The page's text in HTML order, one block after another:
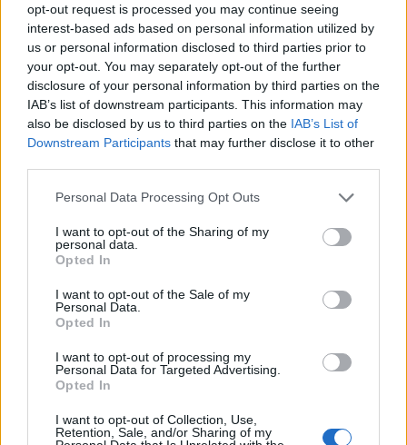
opt-out request is processed you may continue seeing
interest-based ads based on personal information utilized by
us or personal information disclosed to third parties prior to
your opt-out. You may separately opt-out of the further
disclosure of your personal information by third parties on the
IAB’s list of downstream participants. This information may
also be disclosed by us to third parties on the IAB’s List of
Downstream Participants that may further disclose it to other
Please note that this website/app uses one or more Google
not limited to your visit or usage behaviour. You may click to
grant or deny consent to Google and its third-party tags to
use your data for below specified purposes in below Google
consent section.
Personal Data Processing Opt Outs
I want to opt-out of the Sharing of my
personal data.
Opted In
I want to opt-out of the Sale of my
Personal Data.
Opted In
I want to opt-out of processing my
Personal Data for Targeted Advertising.
Opted In
I want to opt-out of Collection, Use,
Retention, Sale, and/or Sharing of my
Δείτε αυτή τη δημοσίευση στο Instagram.